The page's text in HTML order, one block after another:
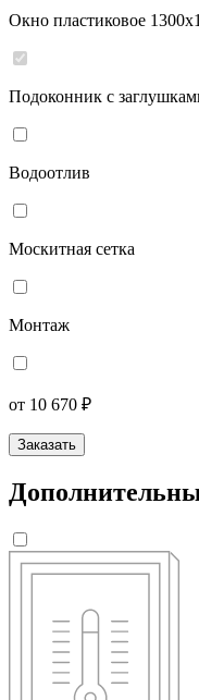
Окно пластиковое 1300x
Подоконник с
Водоотлив
Москитная сетка
Монтаж
от 10 670 ₽
Заказать